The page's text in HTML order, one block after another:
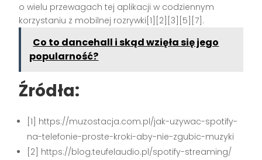
o wielu przewagach tej aplikacji w codziennym
korzystaniu z mobilnej rozrywki[1][2][3][5][7].
Co to dancehall i skąd wzięła się jego
popularność?
Źródła:
[1] https://muzostacja.com.pl/jak-uzywac-spotify-
na-telefonie-proste-kroki-aby-nie-zgubic-muzyki
[2] https://blog.teufelaudio.pl/spotify-streaming/